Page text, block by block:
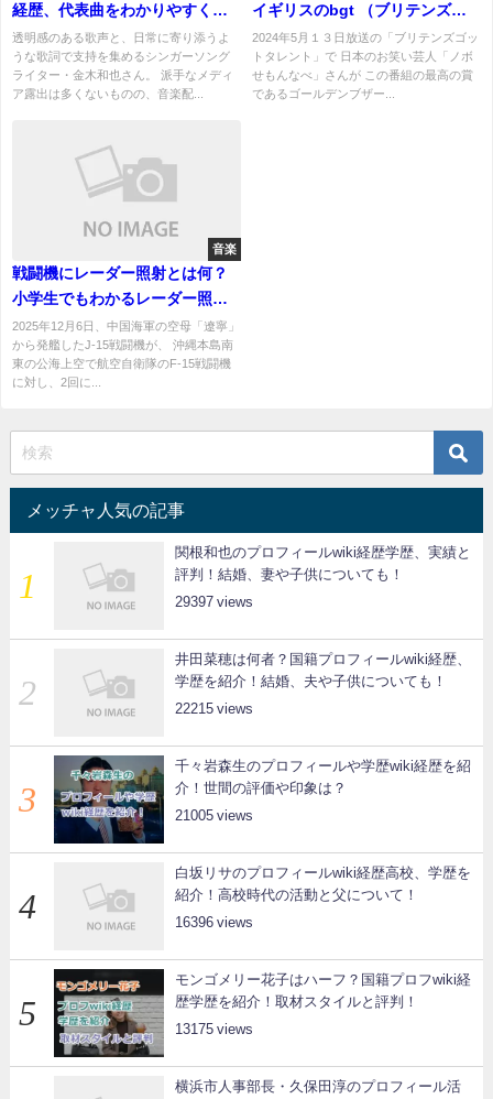
経歴、代表曲をわかりやすく紹
介！
透明感のある歌声と、日常に寄り添うよ
うな歌詞で支持を集めるシンガーソング
ライター・金木和也さん。 派手なメディ
ア露出は多くないものの、音楽配...
イギリスのbgt （ブリテンズゴ
ットタレント）でゴールデンブ
ザーを獲得！
2024年5月１３日放送の「ブリテンズゴッ
トタレント」で 日本のお笑い芸人「ノボ
せもんなべ」さんが この番組の最高の賞
であるゴールデンブザー...
音楽
戦闘機にレーダー照射とは何？
小学生でもわかるレーダー照射
されるとどうなる？
2025年12月6日、中国海軍の空母「遼寧」
から発艦したJ-15戦闘機が、 沖縄本島南
東の公海上空で航空自衛隊のF-15戦闘機
に対し、2回に...
メッチャ人気の記事
関根和也のプロフィールwiki経歴学歴、実績と
評判！結婚、妻や子供についても！
29397
井田菜穂は何者？国籍プロフィールwiki経歴、
学歴を紹介！結婚、夫や子供についても！
22215
千々岩森生のプロフィールや学歴wiki経歴を紹
介！世間の評価や印象は？
21005
白坂リサのプロフィールwiki経歴高校、学歴を
紹介！高校時代の活動と父について！
16396
モンゴメリー花子はハーフ？国籍プロフwiki経
歴学歴を紹介！取材スタイルと評判！
13175
横浜市人事部長・久保田淳のプロフィール活